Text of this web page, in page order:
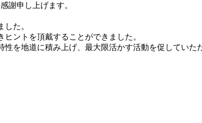
謝申し上げます。
た。
ントを頂戴することができました。
を地道に積み上げ、最大限活かす活動を促していた